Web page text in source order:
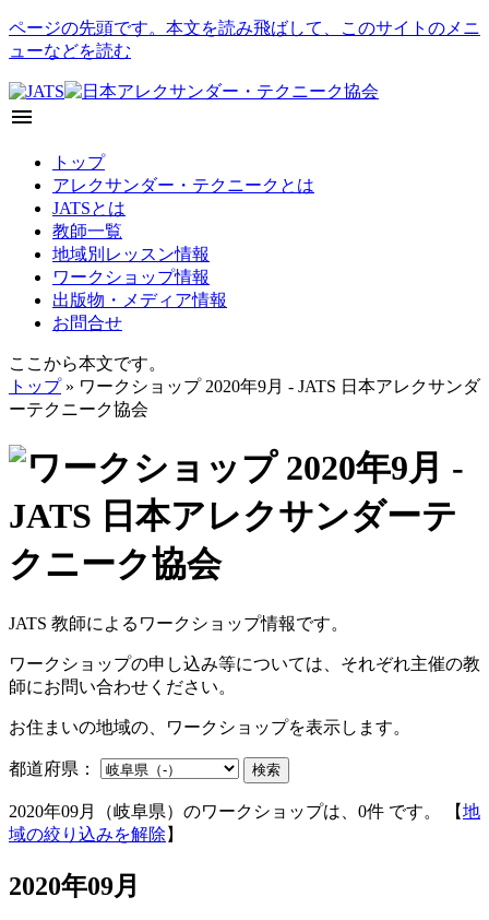
ページの先頭です。本文を読み飛ばして、このサイトのメニ
ューなどを読む
menu
トップ
アレクサンダー・テクニークとは
JATSとは
教師一覧
地域別レッスン情報
ワークショップ情報
出版物・メディア情報
お問合せ
ここから本文です。
トップ» ワークショップ 2020年9月 - JATS 日本アレクサンダ
ーテクニーク協会
JATS 教師によるワークショップ情報です。
ワークショップの申し込み等については、それぞれ主催の教
師にお問い合わせください。
お住まいの地域の、ワークショップを表示します。
都道府県： 検索
2020年09月（岐阜県）のワークショップは、0件 です。 【地
域の絞り込みを解除 】
2020年09月